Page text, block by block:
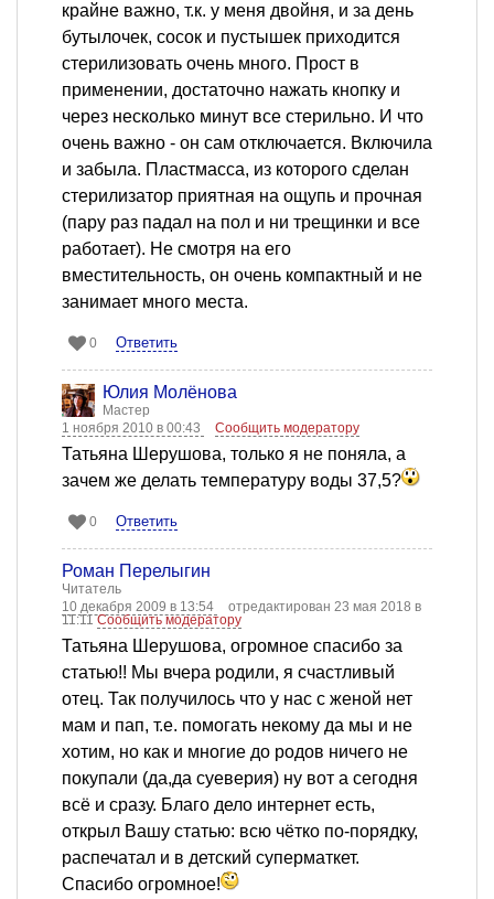
крайне важно, т.к. у меня двойня, и за день
бутылочек, сосок и пустышек приходится
стерилизовать очень много. Прост в
применении, достаточно нажать кнопку и
через несколько минут все стерильно. И что
очень важно - он сам отключается. Включила
и забыла. Пластмасса, из которого сделан
стерилизатор приятная на ощупь и прочная
(пару раз падал на пол и ни трещинки и все
работает). Не смотря на его
вместительность, он очень компактный и не
занимает много места.
0 Ответить
Юлия Молёнова
Мастер
1 ноября 2010 в 00:43
Сообщить модератору
Татьяна Шерушова, только я не поняла, а
зачем же делать температуру воды 37,5?
0 Ответить
Роман Перелыгин
Читатель
10 декабря 2009 в 13:54
отредактирован 23 мая 2018 в
11:11Сообщить модератору
Татьяна Шерушова, огромное спасибо за
статью!! Мы вчера родили, я счастливый
отец. Так получилось что у нас с женой нет
мам и пап, т.е. помогать некому да мы и не
хотим, но как и многие до родов ничего не
покупали (да,да суеверия) ну вот а сегодня
всё и сразу. Благо дело интернет есть,
открыл Вашу статью: всю чётко по-порядку,
распечатал и в детский суперматкет.
Спасибо огромное!